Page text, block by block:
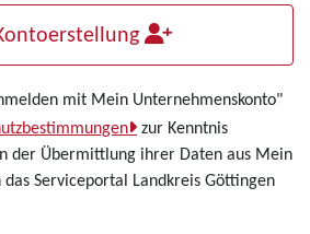
mit Mein Unternehmenskonto"
zur Kenntnis
der Übermittlung ihrer Daten aus Mein
Serviceportal Landkreis Göttingen